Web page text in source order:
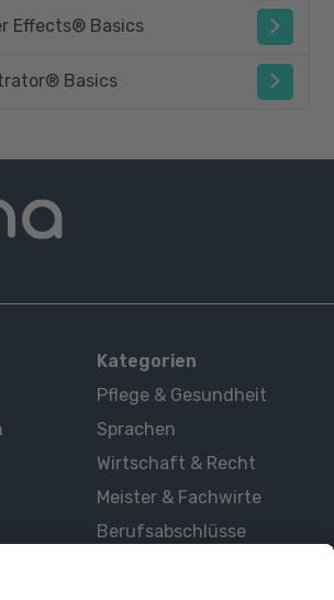
Effects® Basics
Basics
Kategorien
Pflege & Gesundheit
Sprachen
Wirtschaft & Recht
Meister & Fachwirte
Berufsabschlüsse